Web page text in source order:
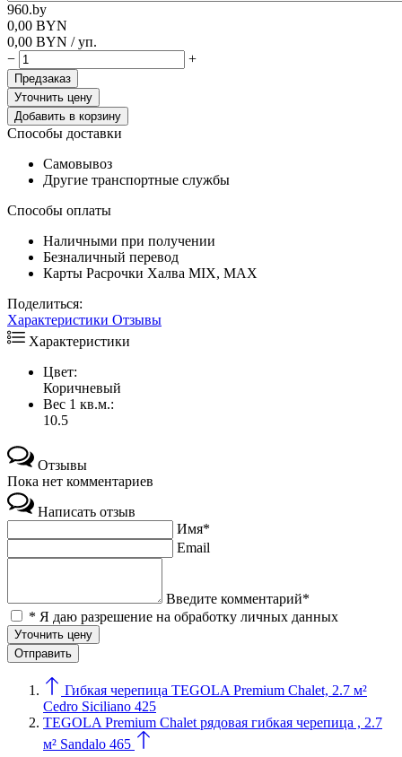
960.by
0,00 BYN
0,00 BYN / уп.
−
+
Предзаказ
Уточнить цену
Добавить в корзину
Способы доставки
Самовывоз
Другие транспортные службы
Способы оплаты
Наличными при получении
Безналичный перевод
Карты Расрочки Халва MIX, MAX
Поделиться:
Характеристики Отзывы
Характеристики
Цвет:
Коричневый
Вес 1 кв.м.:
10.5
Отзывы
Пока нет комментариев
Написать отзыв
Имя*
Email
Введите комментарий*
* Я даю разрешение на обработку личных данных
Уточнить цену
Гибкая черепица TEGOLA Premium Chalet, 2.7 м²
Cedro Siciliano 425
TEGOLA Premium Chalet рядовая гибкая черепица , 2.7
м² Sandalo 465